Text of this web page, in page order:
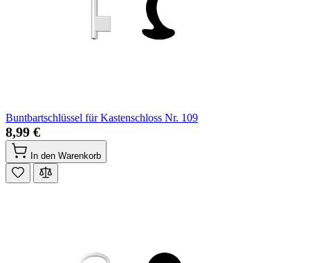
Buntbartschlüssel für Kastenschloss Nr. 109
8,99 €
In den Warenkorb